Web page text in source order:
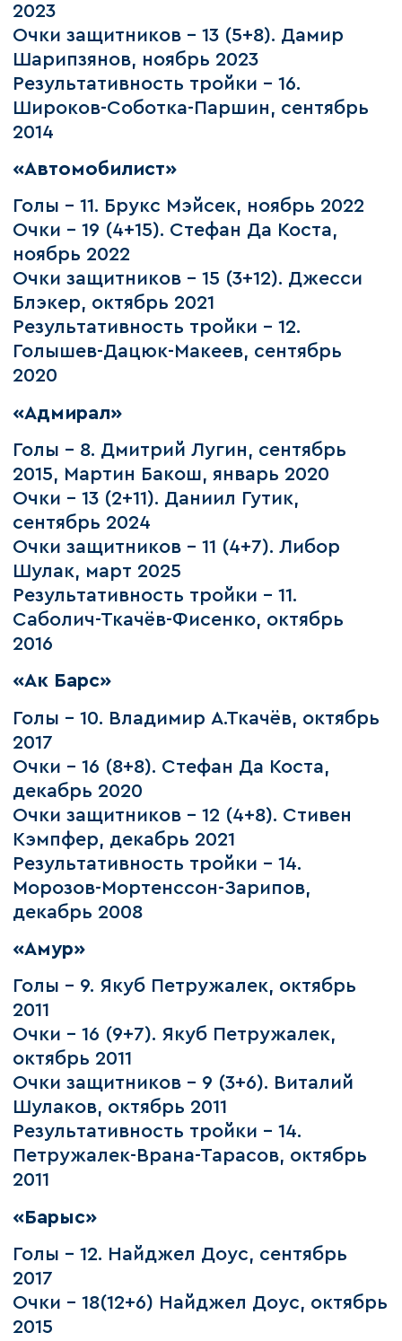
2023
Очки защитников – 13 (5+8). Дамир
Шарипзянов, ноябрь 2023
Результативность тройки – 16.
Широков-Соботка-Паршин, сентябрь
2014
«Автомобилист»
Голы - 11. Брукс Мэйсек, ноябрь 2022
Очки – 19 (4+15). Стефан Да Коста,
ноябрь 2022
Очки защитников – 15 (3+12). Джесси
Блэкер, октябрь 2021
Результативность тройки – 12.
Голышев-Дацюк-Макеев, сентябрь
2020
«Адмирал»
Голы – 8. Дмитрий Лугин, сентябрь
2015, Мартин Бакош, январь 2020
Очки – 13 (2+11). Даниил Гутик,
сентябрь 2024
Очки защитников – 11 (4+7). Либор
Шулак, март 2025
Результативность тройки – 11.
Саболич-Ткачёв-Фисенко, октябрь
2016
«Ак Барс»
Голы – 10. Владимир А.Ткачёв, октябрь
2017
Очки – 16 (8+8). Стефан Да Коста,
декабрь 2020
Очки защитников – 12 (4+8). Стивен
Кэмпфер, декабрь 2021
Результативность тройки – 14.
Морозов-Мортенссон-Зарипов,
декабрь 2008
«Амур»
Голы – 9. Якуб Петружалек, октябрь
2011
Очки – 16 (9+7). Якуб Петружалек,
октябрь 2011
Очки защитников – 9 (3+6). Виталий
Шулаков, октябрь 2011
Результативность тройки – 14.
Петружалек-Врана-Тарасов, октябрь
2011
«Барыс»
Голы – 12. Найджел Доус, сентябрь
2017
Очки – 18(12+6) Найджел Доус, октябрь
2015